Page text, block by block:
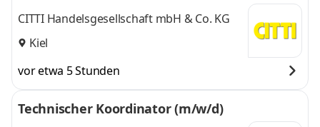
CITTI Handelsgesellschaft mbH & Co. KG
Kiel
vor etwa 5 Stunden
Technischer Koordinator (m/w/d)